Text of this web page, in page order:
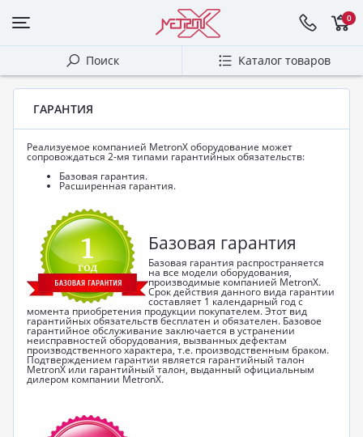
0
Поиск Каталог товаров
ГАРАНТИЯ
Реализуемое компанией MetronX оборудование может
сопровождаться 2-мя типами гарантийных обязательств:
Базовая гарантия.
Расширенная гарантия.
Базовая гарантия
Базовая гарантия распространяется
на все модели оборудования,
производимые компанией MetronX.
Срок действия данного вида гарантии
составляет 1 календарный год с
момента приобретения продукции покупателем. Этот вид
гарантийных обязательств бесплатен и обязателен. Базовое
гарантийное обслуживание заключается в устранении
неисправностей оборудования, вызванных дефектам
производственного характера, т.е. производственным браком.
Подтверждением гарантии является гарантийный талон
MetronX или гарантийный талон, выданный официальным
дилером компании MetronX.